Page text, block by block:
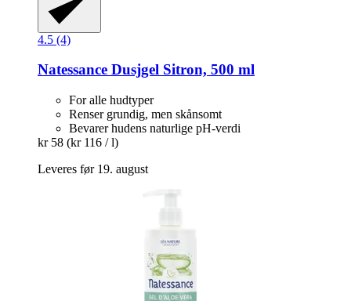
4.5 (4)
Natessance Dusjgel Sitron, 500 ml
For alle hudtyper
Renser grundig, men skånsomt
Bevarer hudens naturlige pH-verdi
kr 58 (kr 116 / l)
Leveres før 19. august